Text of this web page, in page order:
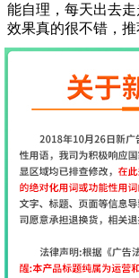
能自理，每天出去
效果真的很不错，推
2017年7月29日 17:13
一开始使用这个仪
收到货后老师第一
题老师也会第一时
果…
举报 回复
2017年7月12日 9:35